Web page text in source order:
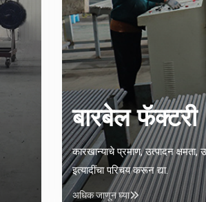
बारबेल फॅक्टरी
कारखान्याचे प्रमाण, उत्पादन
इत्यादींचा परिचय करून द्या.
अधिक जाणून घ्या